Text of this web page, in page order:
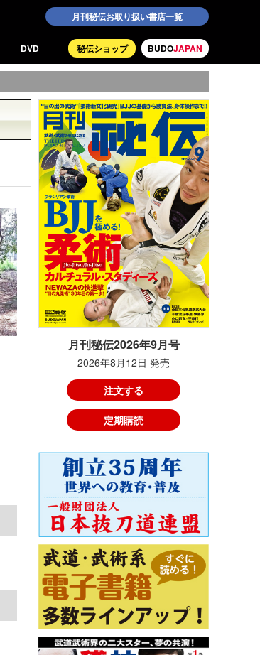
月刊秘伝お取り扱い書店一覧
BUDOJAPAN
秘伝ショップ
DVD
月刊秘伝2026年9月号
2026年8月12日 発売
注文する
定期購読